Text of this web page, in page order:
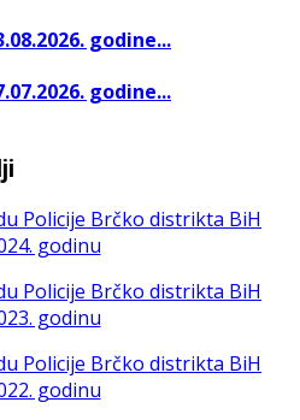
godine...
godine...
Policije Brčko distrikta BiH
godinu
Policije Brčko distrikta BiH
godinu
Policije Brčko distrikta BiH
godinu